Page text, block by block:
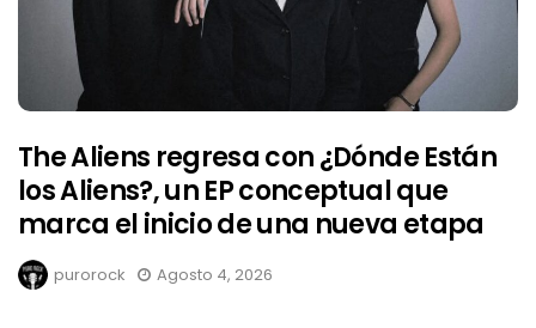
The Aliens regresa con ¿Dónde Están
los Aliens?, un EP conceptual que
marca el inicio de una nueva etapa
purorock Agosto 4, 2026